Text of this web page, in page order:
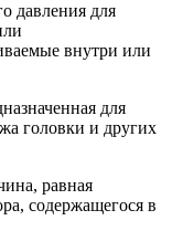
давления для
внутри или
для
головки и других
равная
содержащегося в